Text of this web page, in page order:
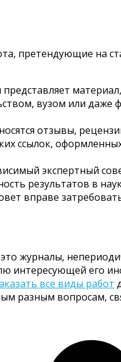
претендующие на
вузом или
отзывы,
ссылок,
экспертный
результатов в
вправе
журналы,
интересующей его
все виды работ
разным